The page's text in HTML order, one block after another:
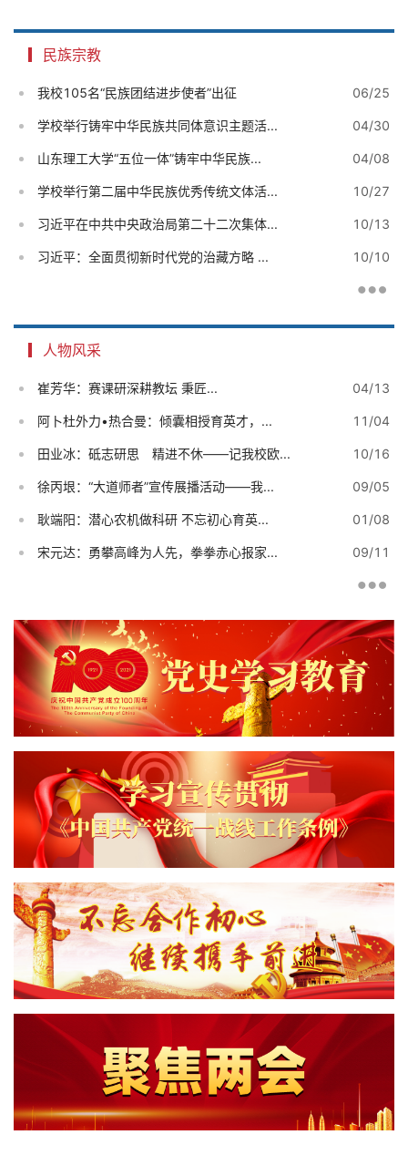
民族宗教
我校105名“民族团结进步使者”出征 06/25
学校举行铸牢中华民族共同体意识主题活... 04/30
山东理工大学“五位一体”铸牢中华民族... 04/08
学校举行第二届中华民族优秀传统文体活... 10/27
习近平在中共中央政治局第二十二次集体... 10/13
习近平：全面贯彻新时代党的治藏方略 ... 10/10
人物风采
崔芳华：赛课研深耕教坛 秉匠... 04/13
阿卜杜外力•热合曼：倾囊相授育英才，... 11/04
田业冰：砥志研思 精进不休——记我校欧... 10/16
徐丙垠：“大道师者”宣传展播活动——我... 09/05
耿端阳：潜心农机做科研 不忘初心育英... 01/08
宋元达：勇攀高峰为人先，拳拳赤心报家... 09/11